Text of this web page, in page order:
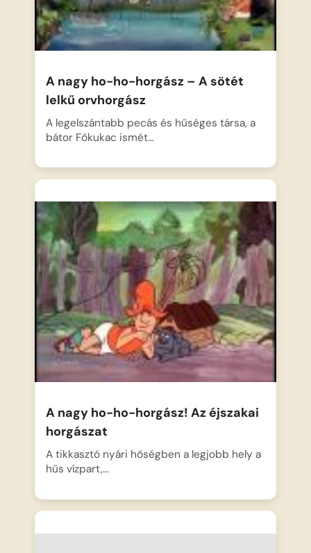
A nagy ho-ho-horgász – A sötét
lelkű orvhorgász
A legelszántabb pecás és hűséges társa, a
bátor Főkukac ismét…
A nagy ho-ho-horgász! Az éjszakai
horgászat
A tikkasztó nyári hőségben a legjobb hely a
hűs vízpart,…